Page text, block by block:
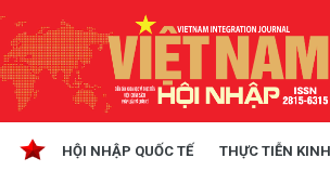
HỘI NHẬP QUỐC TẾ THỰC TIỄN